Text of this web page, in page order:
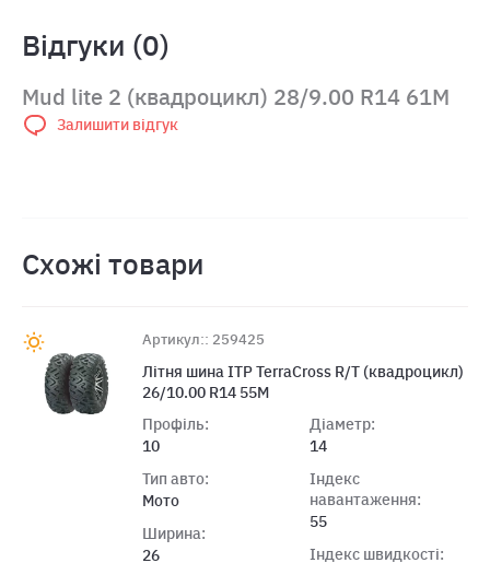
Відгуки (0)
Mud lite 2 (квадроцикл) 28/9.00 R14 61M
Залишити відгук
Схожі товари
Артикул:: 259425
Лiтня шина ITP TerraCross R/T (квaдроцикл)
26/10.00 R14 55M
Профіль:
10
Тип авто:
Мото
Ширина:
26
Діаметр:
14
Індекс
навантаження:
55
Індекс швидкості: